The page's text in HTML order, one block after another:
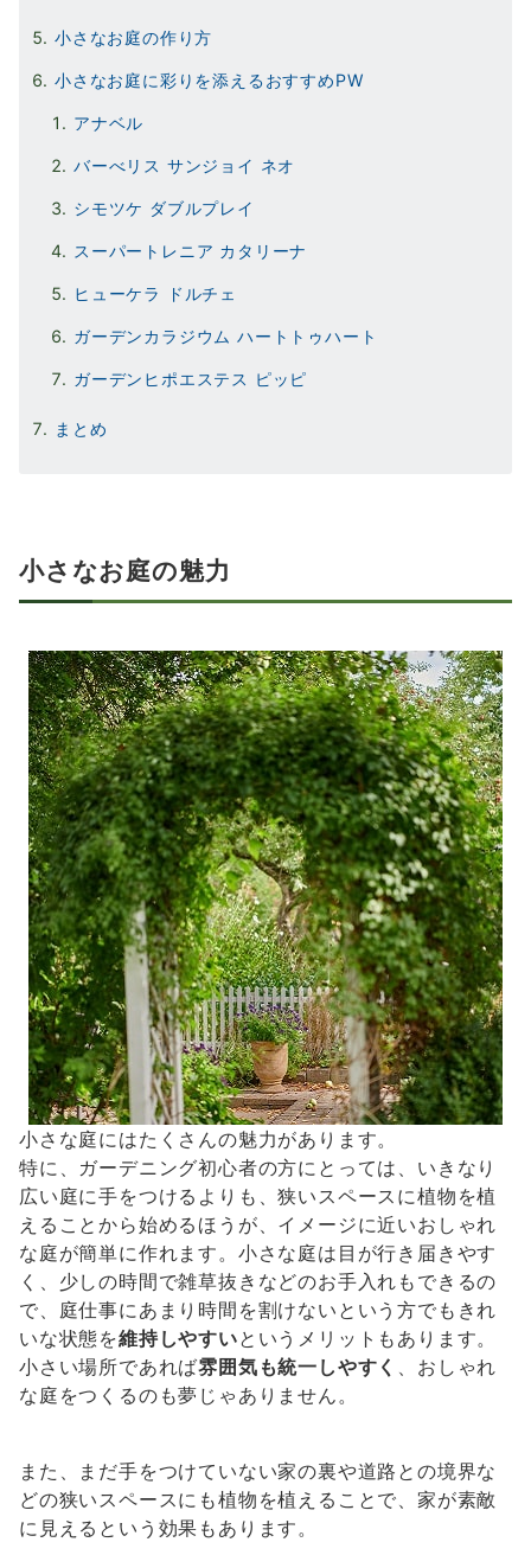
小さなお庭の作り方
小さなお庭に彩りを添えるおすすめPW
アナベル
バーべリス サンジョイ ネオ
シモツケ ダブルプレイ
スーパートレニア カタリーナ
ヒューケラ ドルチェ
ガーデンカラジウム ハートトゥハート
ガーデンヒポエステス ピッピ
まとめ
小さなお庭の魅力
小さな庭にはたくさんの魅力があります。
特に、ガーデニング初心者の方にとっては、いきなり
広い庭に手をつけるよりも、狭いスペースに植物を植
えることから始めるほうが、イメージに近いおしゃれ
な庭が簡単に作れます。小さな庭は目が行き届きやす
く、少しの時間で雑草抜きなどのお手入れもできるの
で、庭仕事にあまり時間を割けないという方でもきれ
いな状態を維持しやすいというメリットもあります。
小さい場所であれば雰囲気も統一しやすく 、おしゃれ
な庭をつくるのも夢じゃありません。
また、まだ手をつけていない家の裏や道路との境界な
どの狭いスペースにも植物を植えることで、家が素敵
に見えるという効果もあります。